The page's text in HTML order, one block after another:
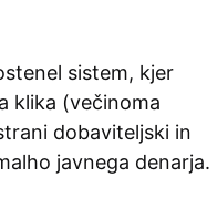
sistem, kjer
klika (večinoma
dobaviteljski in
javnega denarja.